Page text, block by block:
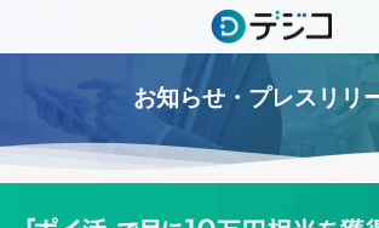
お知らせ・プレスリリ